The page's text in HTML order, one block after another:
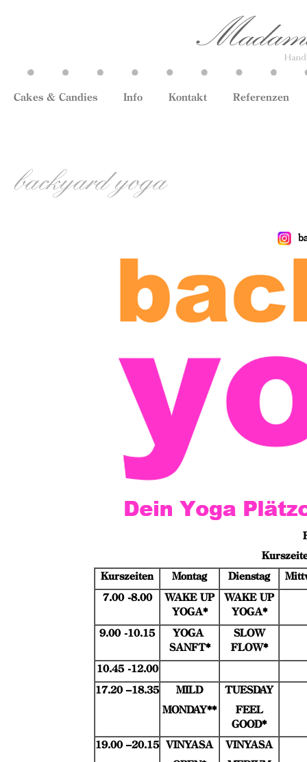
Cakes & Candies Info Kontakt Referenzen
backyard yoga
Kurszeiten
Montag Dienstag
7.00 -8.00
WAKE UP
YOGA*
WAKE UP
YOGA*
9.00 -10.15
YOGA
SANFT*
SLOW
FLOW*
10.45 -12.00
17.20 –18.35
MILD
MONDAY**
TUESDAY
FEEL
GOOD*
19.00 –20.15 VINYASA
VINYASA